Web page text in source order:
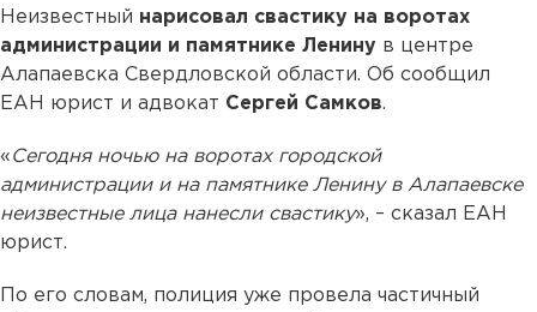
Неизвестный нарисовал свастику на воротах
администрации и памятнике Ленину в центре
Алапаевска Свердловской области. Об сообщил
ЕАН юрист и адвокат Сергей Самков.
« Сегодня ночью на воротах городской
администрации и на памятнике Ленину в Алапаевске
неизвестные лица нанесли свастику», – сказал ЕАН
юрист.
По его словам, полиция уже провела частичный